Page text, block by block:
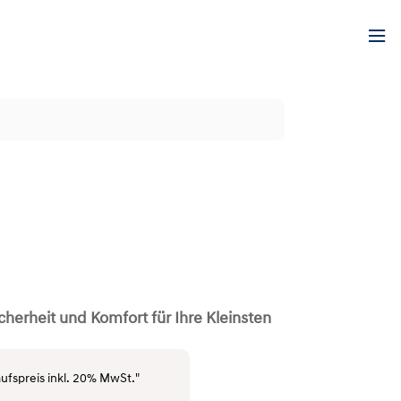
und Komfort für Ihre Kleinsten
inkl. 20% MwSt."